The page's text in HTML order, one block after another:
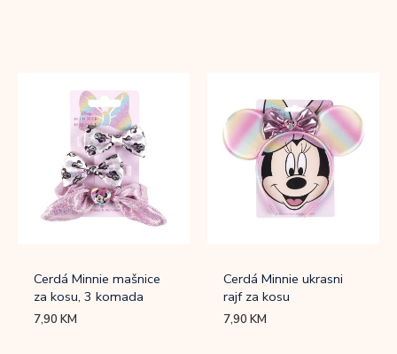
Cerdá Minnie mašnice
za kosu, 3 komada
7,90KM
Cerdá Minnie ukrasni
rajf za kosu
7,90KM